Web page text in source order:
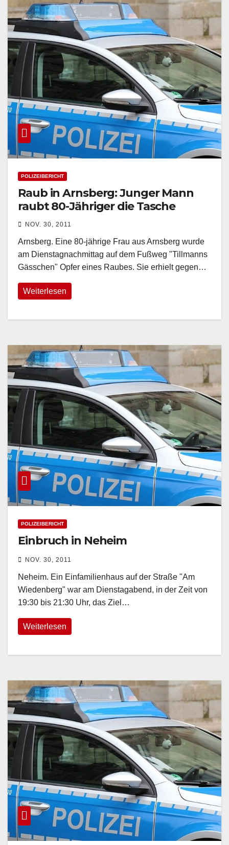
POLIZEIBERICHT
Raub in Arnsberg: Junger Mann
raubt 80-Jähriger die Tasche
NOV. 30, 2011
Arnsberg. Eine 80-jährige Frau aus Arnsberg wurde
am Dienstagnachmittag auf dem Fußweg "Tillmanns
Gässchen" Opfer eines Raubes. Sie erhielt gegen…
Weiterlesen
POLIZEIBERICHT
Einbruch in Neheim
NOV. 30, 2011
Neheim. Ein Einfamilienhaus auf der Straße "Am
Wiedenberg" war am Dienstagabend, in der Zeit von
19:30 bis 21:30 Uhr, das Ziel…
Weiterlesen